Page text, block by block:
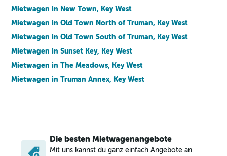
Mietwagen in New Town, Key West
Mietwagen in Old Town North of Truman, Key West
Mietwagen in Old Town South of Truman, Key West
Mietwagen in Sunset Key, Key West
Mietwagen in The Meadows, Key West
Mietwagen in Truman Annex, Key West
Die besten Mietwagenangebote
Mit uns kannst du ganz einfach Angebote an